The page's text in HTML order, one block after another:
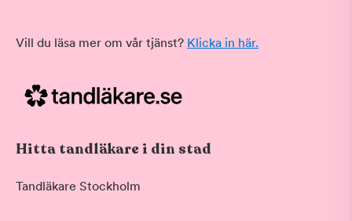
Vill du läsa mer om vår tjänst? Klicka in här.
Hitta tandläkare i din stad
Tandläkare Stockholm